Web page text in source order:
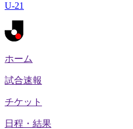
U-21
ホーム
試合速報
チケット
日程・結果